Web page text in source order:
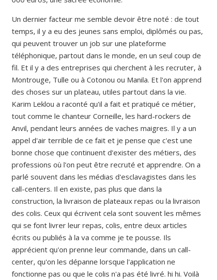
Un dernier facteur me semble devoir être noté : de tout
temps, il y a eu des jeunes sans emploi, diplômés ou pas,
qui peuvent trouver un job sur une plateforme
téléphonique, partout dans le monde, en un seul coup de
fil. Et il y a des entreprises qui cherchent à les recruter, à
Montrouge, Tulle ou à Cotonou ou Manila. Et l'on apprend
des choses sur un plateau, utiles partout dans la vie.
Karim Leklou a raconté qu'il a fait et pratiqué ce métier,
tout comme le chanteur Corneille, les hard-rockers de
Anvil, pendant leurs années de vaches maigres. Il y a un
appel d'air terrible de ce fait et je pense que c'est une
bonne chose que continuent d'exister des métiers, des
professions où l'on peut être recruté et apprendre. On a
parlé souvent dans les médias d'esclavagistes dans les
call-centers. Il en existe, pas plus que dans la
construction, la livraison de plateaux repas ou la livraison
des colis. Ceux qui écrivent cela sont souvent les mêmes
qui se font livrer leur repas, colis, entre deux articles
écrits ou publiés à la va comme je te pousse. Ils
apprécient qu'on prenne leur commande, dans un call-
center, qu'on les dépanne lorsque l'application ne
fonctionne pas ou que le colis n'a pas été livré. hi hi. Voilà